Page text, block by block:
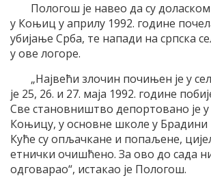
Пологош је навео да су
у Коњиц у априлу 1992. године
убијање Срба, те напади на српска
у ове логоре.
„Највећи злочин почињен је у
је 25, 26. и 27. маја 1992. године
Све становништво депортовано је у
Коњицу, у основне школе у
Куће су опљачкане и попаљене,
етнички очишћено. За ово до сада
одговарао“, истакао је Пологош.